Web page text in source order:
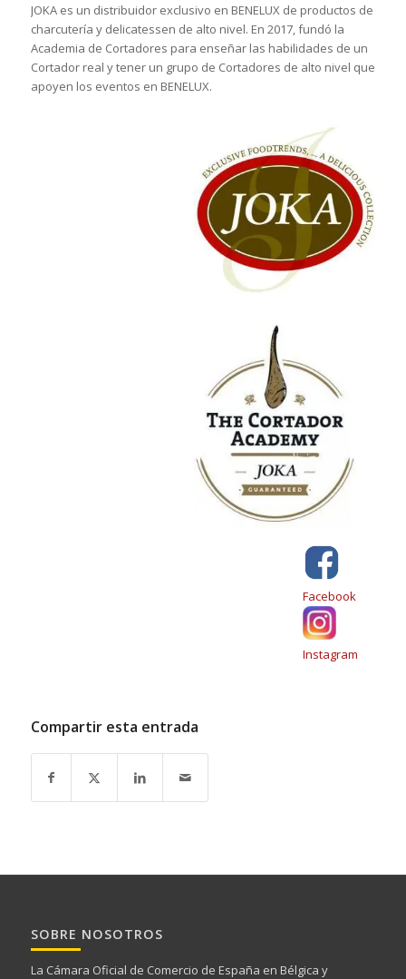
JOKA es un distribuidor exclusivo en BENELUX de productos de
charcutería y delicatessen de alto nivel. En 2017, fundó la
Academia de Cortadores para enseñar las habilidades de un
Cortador real y tener un grupo de Cortadores de alto nivel que
apoyen los eventos en BENELUX.
Facebook
Instagram
Compartir esta entrada
SOBRE NOSOTROS
La Cámara Oficial de Comercio de España en Bélgica y